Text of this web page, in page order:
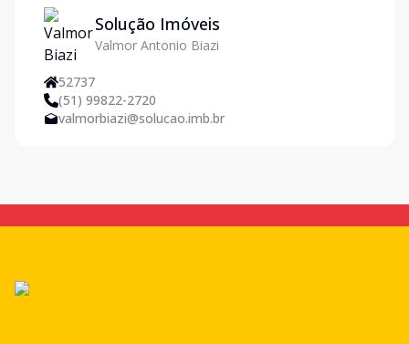
Solução Imóveis
Valmor Antonio Biazi
52737
(51) 99822-2720
valmorbiazi@solucao.imb.br